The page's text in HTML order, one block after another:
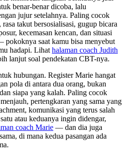
benar-benar dicoba, lalu
jujur setelahnya. Paling cocok
takut bersosialisasi, gugup bicara
kecemasan kencan, dan situasi
saat kamu bisa menyebut
hadapi. Lihat halaman coach Judith
lanjut soal pendekatan CBT-nya.
hubungan. Register Marie hangat
pola di antara dua orang, bukan
siapa yang kalah. Paling cocok
pertengkaran yang sama yang
komunikasi yang terus salah
atau keduanya ingin didengar,
coach Marie — dan dia juga
di mana kedua pasangan ada